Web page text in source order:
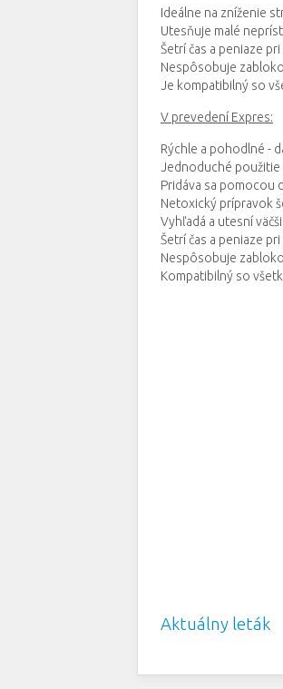
Ideálne na zníženie
Utesňuje malé
Šetrí čas a peniaze
Nespôsobuje
Je kompatibilný so
V prevedení Expres:
Rýchle a pohodlné -
Jednoduché použitie
Pridáva sa pomocou
Netoxický prípravok
Vyhľadá a utesní
Šetrí čas a peniaze
Nespôsobuje
Kompatibilný so
Aktuálny leták